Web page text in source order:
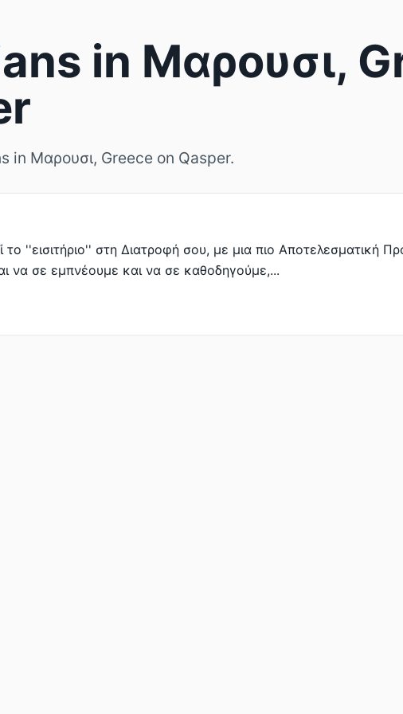
in Μαρουσι,
in Μαρουσι, Greece on Qasper.
το ''εισιτήριο'' στη Διατροφή σου, με μια πιο Αποτελεσματική
να σε εμπνέουμε και να σε καθοδηγούμε,...